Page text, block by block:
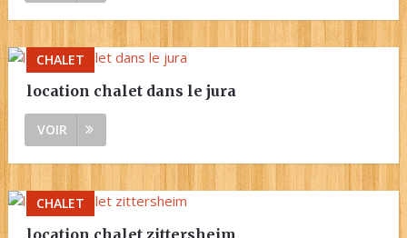
CHALET
location chalet dans le jura
VOIR
CHALET
location chalet zittersheim